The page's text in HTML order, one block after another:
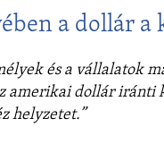
a dollár a
és a vállalatok
amerikai dollár iránti
helyzetet.”